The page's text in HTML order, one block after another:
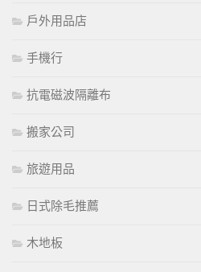
戶外用品店
手機行
抗電磁波隔離布
搬家公司
旅遊用品
日式除毛推薦
木地板